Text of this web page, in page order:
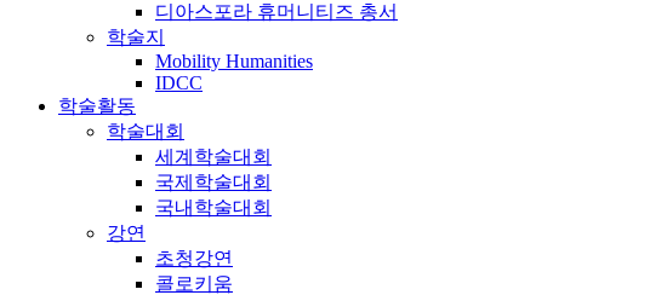
디아스포라 휴머니티즈 총서
학술지
Mobility Humanities
IDCC
학술활동
학술대회
세계학술대회
국제학술대회
국내학술대회
강연
초청강연
콜로키움